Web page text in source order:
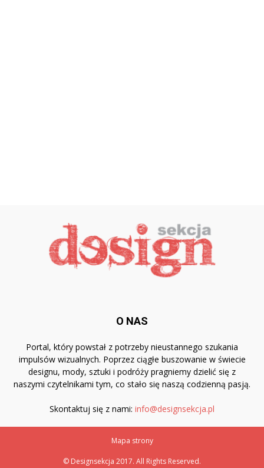
O NAS
Portal, który powstał z potrzeby nieustannego szukania
impulsów wizualnych. Poprzez ciągłe buszowanie w świecie
designu, mody, sztuki i podróży pragniemy dzielić się z
naszymi czytelnikami tym, co stało się naszą codzienną pasją.
Skontaktuj się z nami: info@designsekcja.pl
Mapa strony
© Designsekcja 2017. All Rights Reserved.